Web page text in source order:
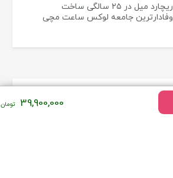
39,900,000
ریچارد میل در ۲۵ سالگی ساخت
وفادارترین جامعه لوکس ساعت مچی